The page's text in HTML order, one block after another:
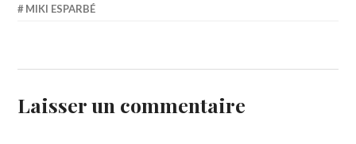
MIKI ESPARBÉ
Laisser un commentaire